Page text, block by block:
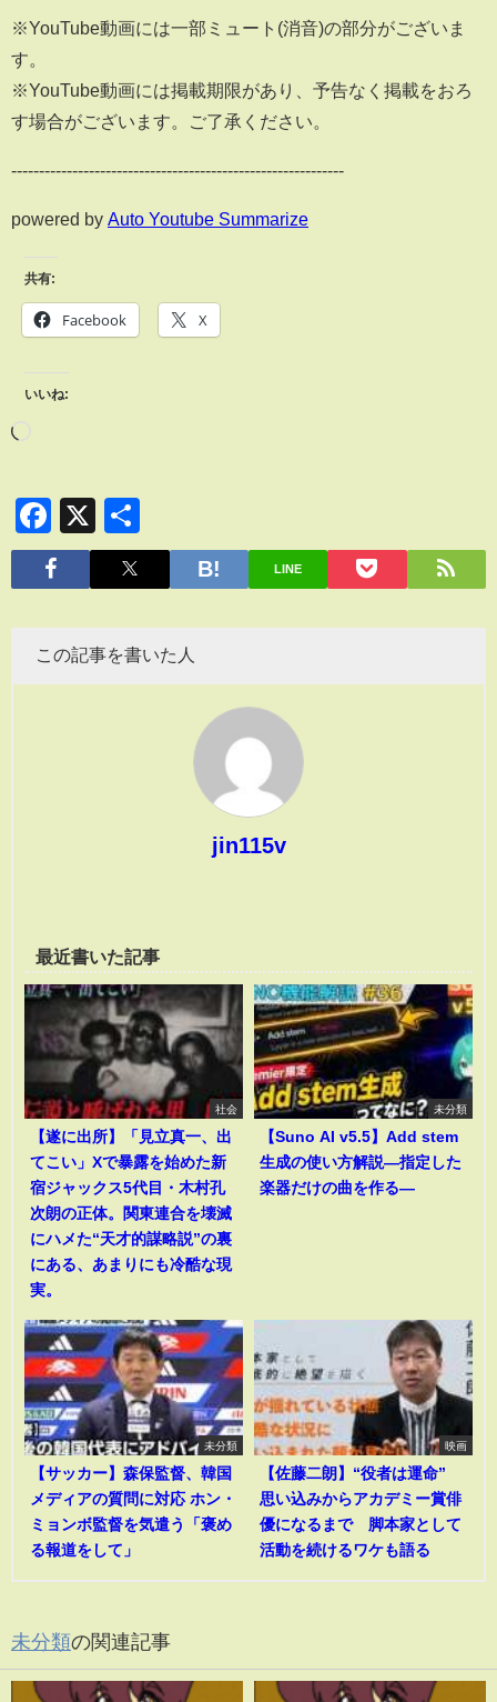
※YouTube動画には一部ミュート(消音)の部分がございま
す。
※YouTube動画には掲載期限があり、予告なく掲載をおろ
す場合がございます。ご了承ください。
------------------------------------------------------------
powered by Auto Youtube Summarize
共有:
Facebook X
いいね:
Facebook
X
有
LINE
この記事を書いた人
jin115v
最近書いた記事
社会
【遂に出所】「見立真一、出
てこい」Xで暴露を始めた新
宿ジャックス5代目・木村孔
次朗の正体。関東連合を壊滅
にハメた“天才的謀略説”の裏
にある、あまりにも冷酷な現
実。
未分類
【Suno AI v5.5】Add stem
生成の使い方解説―指定した
楽器だけの曲を作る―
未分類
【サッカー】森保監督、韓国
メディアの質問に対応 ホン・
ミョンボ監督を気遣う「褒め
る報道をして」
映画
【佐藤二朗】“役者は運命”
思い込みからアカデミー賞俳
優になるまで 脚本家として
活動を続けるワケも語る
未分類の関連記事